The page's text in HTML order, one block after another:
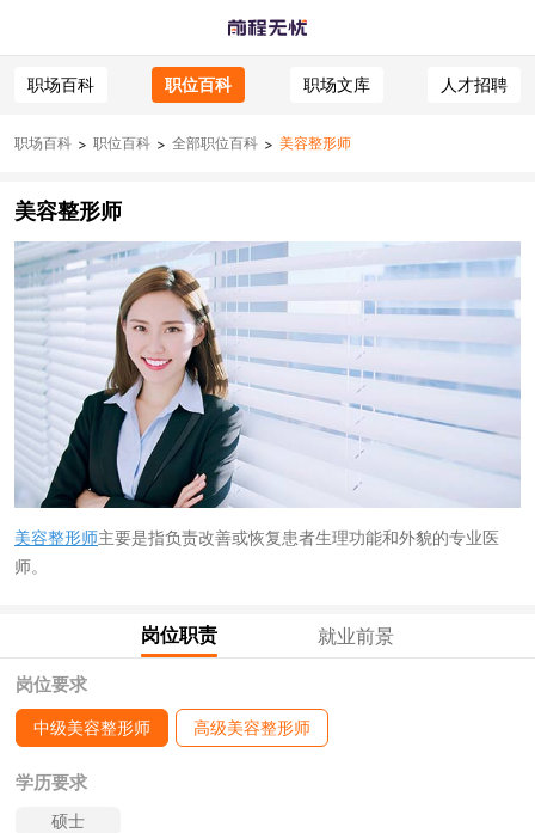
职场百科 职位百科 职场文库 人才招聘
职场百科 > 职位百科 > 全部职位百科 > 美容整形师
美容整形师
美容整形师主要是指负责改善或恢复患者生理功能和外貌的专业医
师。
岗位职责 就业前景
岗位要求
中级美容整形师 高级美容整形师
学历要求
硕士